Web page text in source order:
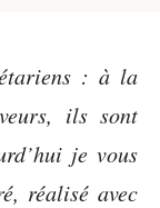
: à la
ils sont
je vous
réalisé avec